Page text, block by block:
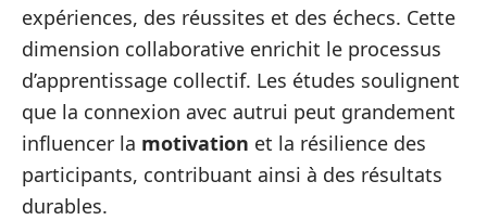
expériences, des réussites et des échecs. Cette
dimension collaborative enrichit le processus
d’apprentissage collectif. Les études soulignent
que la connexion avec autrui peut grandement
influencer la motivation et la résilience des
participants, contribuant ainsi à des résultats
durables.